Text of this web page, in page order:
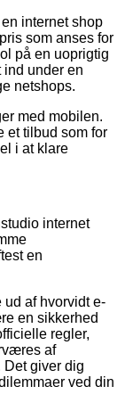
internet shop
som anses for
på en uoprigtig
under en
netshops.
med mobilen.
et tilbud som for
i at klare
internet
en
af hvorvidt e-
en sikkerhed
regler,
af
giver dig
ved din